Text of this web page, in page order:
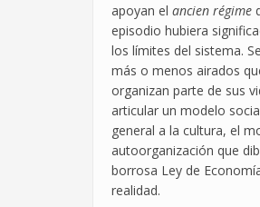
apoyan el ancien régime
episodio hubiera
los límites del sistema.
más o menos airados
organizan parte de sus
articular un modelo
general a la cultura, el
autoorganización que
borrosa Ley de
realidad.